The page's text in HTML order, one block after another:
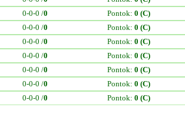
0-0-0 /0 Pontok: 0 (C)
0-0-0 /0 Pontok: 0 (C)
0-0-0 /0 Pontok: 0 (C)
0-0-0 /0 Pontok: 0 (C)
0-0-0 /0 Pontok: 0 (C)
0-0-0 /0 Pontok: 0 (C)
0-0-0 /0 Pontok: 0 (C)